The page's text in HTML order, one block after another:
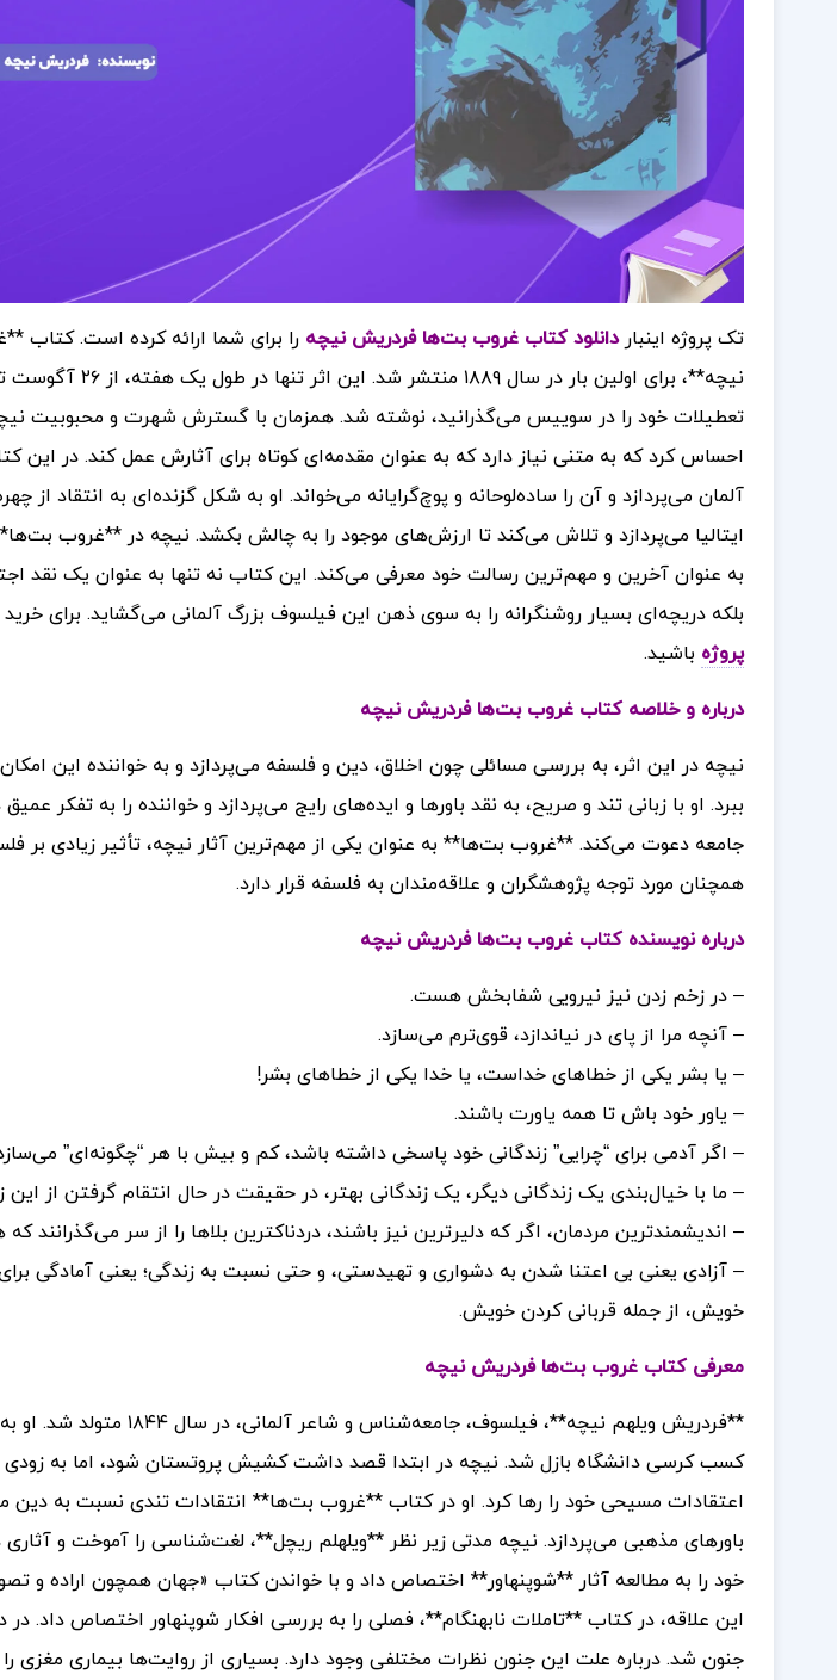
تک پروژه اینبار دانلود کتاب غروب بت‌ها فردریش نیچهرا برای شما ارائه کرده است.کتاب
تعطیلات خود را در سوییس می‌گذرانید، نوشته شد. همزمان با گسترش شهرت و محبوبیت نیچه
احساس کرد که به متنی نیاز دارد که به عنوان مقدمه‌ای کوتاه برای آثارش عمل کند. در این
آلمان می‌پردازد و آن را ساده‌لوحانه و پوچ‌گرایانه می‌خواند. او به شکل گزنده‌ای به انتقاد از
ایتالیا می‌پردازد و تلاش می‌کند تا ارزش‌های موجود را به چالش بکشد. نیچه در **غروب
به عنوان آخرین و مهم‌ترین رسالت خود معرفی می‌کند. این کتاب نه تنها به عنوان یک نقد
بلکه دریچه‌ای بسیار روشنگرانه را به سوی ذهن این فیلسوف بزرگ آلمانی می‌گشاید. برای
پروژه باشید.
درباره و خلاصه کتاب غروب بت‌ها فردریش نیچه
نیچه در این اثر، به بررسی مسائلی چون اخلاق، دین و فلسفه می‌پردازد و به خواننده این
ببرد. او با زبانی تند و صریح، به نقد باورها و ایده‌های رایج می‌پردازد و خواننده را به تفکر
جامعه دعوت می‌کند. **غروب بت‌ها** به عنوان یکی از مهم‌ترین آثار نیچه، تأثیر زیادی بر
همچنان مورد توجه پژوهشگران و علاقه‌مندان به فلسفه قرار دارد.
درباره نویسنده کتاب غروب بت‌ها فردریش نیچه
– در زخم زدن نیز نیرویی شفابخش هست.
– آنچه مرا از پای در نیاندازد، قوی‌ترم می‌سازد.
– یا بشر یکی از خطاهای خداست، یا خدا یکی از خطاهای بشر!
– یاور خود باش تا همه یاورت باشند.
– اگر آدمی برای “چرایی” زندگانی خود پاسخی داشته باشد، کم و بیش با هر “چگونه‌ای”
– ما با خیال‌بندی یک زندگانی دیگر، یک زندگانی بهتر، در حقیقت در حال انتقام گرفتن از
– اندیشمندترین مردمان، اگر که دلیرترین نیز باشند، دردناکترین بلاها را از سر
– آزادی یعنی بی اعتنا شدن به دشواری و تهیدستی، و حتی نسبت به زندگی؛ یعنی آمادگی
خویش، از جمله قربانی کردن خویش.
معرفی کتاب غروب بت‌ها فردریش نیچه
کسب کرسی دانشگاه بازل شد. نیچه در ابتدا قصد داشت کشیش پروتستان شود، اما به
اعتقادات مسیحی خود را رها کرد. او در کتاب **غروب بت‌ها** انتقادات تندی نسبت به
باورهای مذهبی می‌پردازد. نیچه مدتی زیر نظر **ویلهلم ریچل**، لغت‌شناسی را آموخت و
خود را به مطالعه آثار **شوپنهاور** اختصاص داد و با خواندن کتاب «جهان همچون اراده و
این علاقه، در کتاب **تاملات نابهنگام**، فصلی را به بررسی افکار شوپنهاور اختصاص داد. در
جنون شد. درباره علت این جنون نظرات مختلفی وجود دارد. بسیاری از روایت‌ها بیماری مغزی